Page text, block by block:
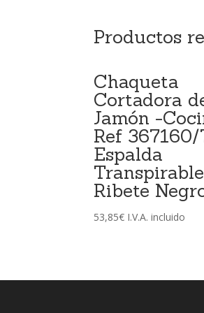
Productos
Chaqueta
Cortadora
Jamón -
Ref
Espalda
Ribete
53,85€ I.V.A. incluido